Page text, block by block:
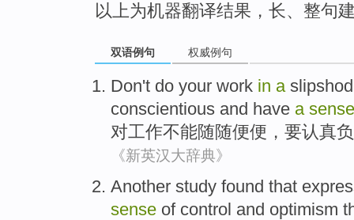
以上为机器翻译结果，长、整句
双语例句 权威例句
Don't do your work in a
conscientious and have a sense
对工作不能随随便便， 要认真
《新英汉大辞典》
Another study found that
sense ofcontrol and optimism